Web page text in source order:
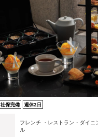
社保完備 週休2日
フレンチ ・レストラン・ダイ
ル